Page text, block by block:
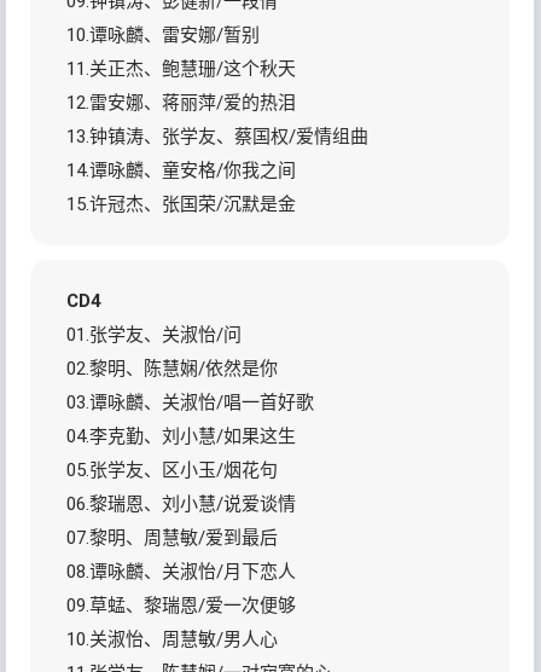
10.谭咏麟、雷安娜/暂别
11.关正杰、鲍慧珊/这个秋天
12.雷安娜、蒋丽萍/爱的热泪
13.钟镇涛、张学友、蔡国权/爱情组曲
14.谭咏麟、童安格/你我之间
15.许冠杰、张国荣/沉默是金
CD4
01.张学友、关淑怡/问
02.黎明、陈慧娴/依然是你
03.谭咏麟、关淑怡/唱一首好歌
04.李克勤、刘小慧/如果这生
05.张学友、区小玉/烟花句
06.黎瑞恩、刘小慧/说爱谈情
07.黎明、周慧敏/爱到最后
08.谭咏麟、关淑怡/月下恋人
09.草蜢、黎瑞恩/爱一次便够
10.关淑怡、周慧敏/男人心